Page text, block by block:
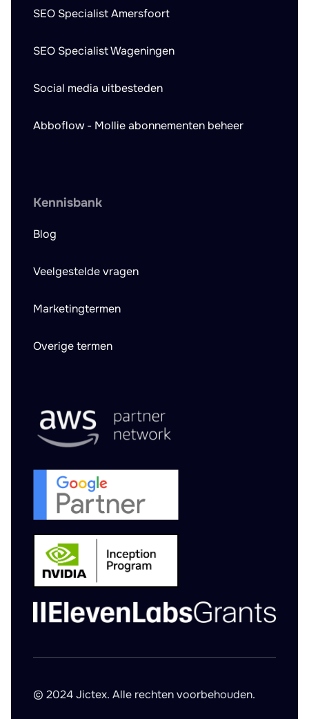
SEO Specialist Amersfoort
SEO Specialist Wageningen
Social media uitbesteden
Abboflow - Mollie abonnementen beheer
Kennisbank
Blog
Veelgestelde vragen
Marketingtermen
Overige termen
© 2024 Jictex. Alle rechten voorbehouden.